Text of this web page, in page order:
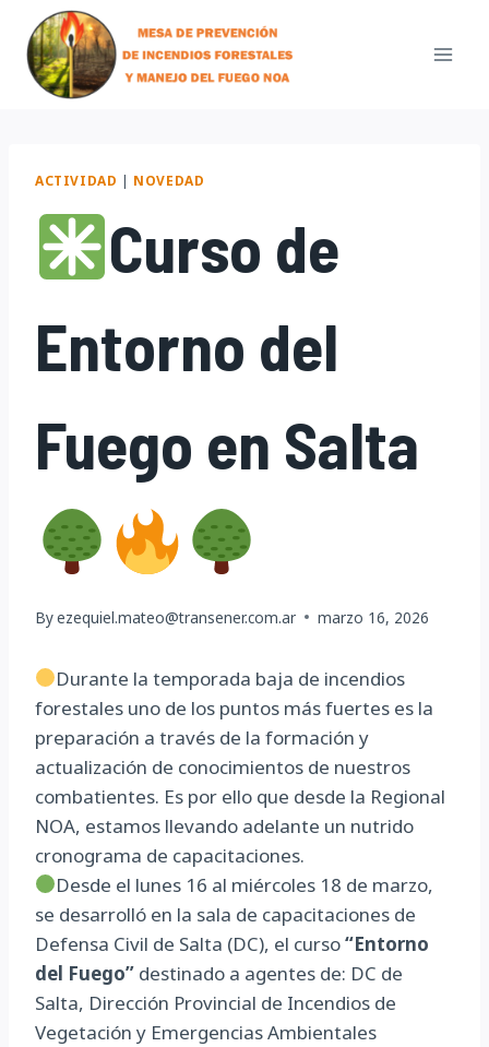
content
ACTIVIDAD | NOVEDAD
Curso de
Entorno del
Fuego en Salta
Byezequiel.mateo@transener.com.ar marzo 16, 2026
Durante la temporada baja de incendios
forestales uno de los puntos más fuertes es la
preparación a través de la formación y
actualización de conocimientos de nuestros
combatientes. Es por ello que desde la Regional
NOA, estamos llevando adelante un nutrido
cronograma de capacitaciones.
Desde el lunes 16 al miércoles 18 de marzo,
se desarrolló en la sala de capacitaciones de
Defensa Civil de Salta (DC), el curso“Entorno
del Fuego” destinado a agentes de: DC de
Salta, Dirección Provincial de Incendios de
Vegetación y Emergencias Ambientales